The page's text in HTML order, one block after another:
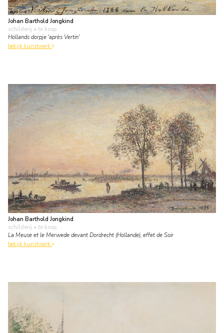
Johan Barthold Jongkind
schilderij • te koop
Hollands dorpje 'après Vertin'
bekijk kunstwerk
Johan Barthold Jongkind
schilderij • te koop
La Meuse et le Merwede devant Dordrecht (Hollande), effet de Soir
bekijk kunstwerk